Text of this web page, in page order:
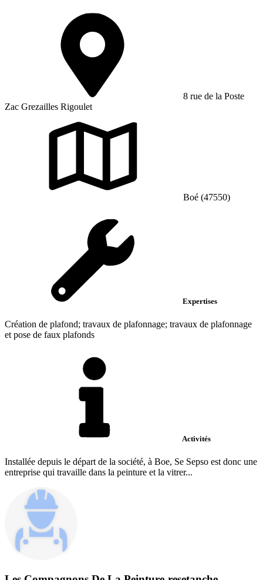
8 rue de la Poste
Zac Grezailles Rigoulet
Boé (47550)
Expertises
Création de plafond; travaux de plafonnage; travaux de plafonnage
et pose de faux plafonds
Activités
Installée depuis le départ de la société, à Boe, Se Sepso est donc une
entreprise qui travaille dans la peinture et la vitrer...